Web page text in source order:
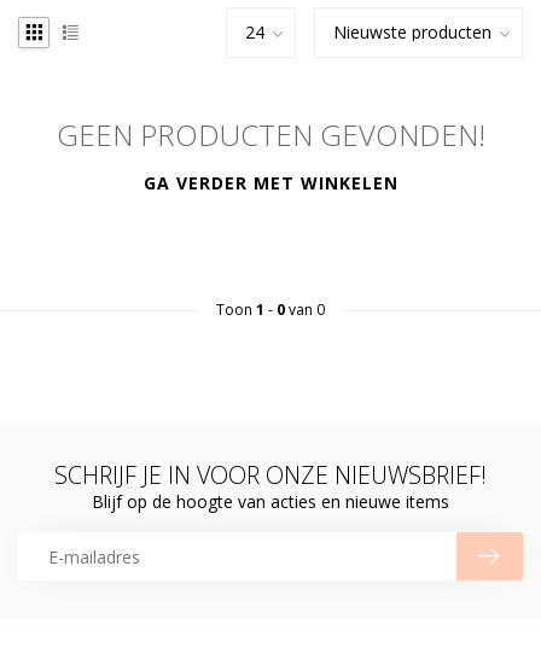
GEEN PRODUCTEN GEVONDEN!
GA VERDER MET WINKELEN
Toon 1 - 0van 0
SCHRIJF JE IN VOOR ONZE NIEUWSBRIEF!
Blijf op de hoogte van acties en nieuwe items